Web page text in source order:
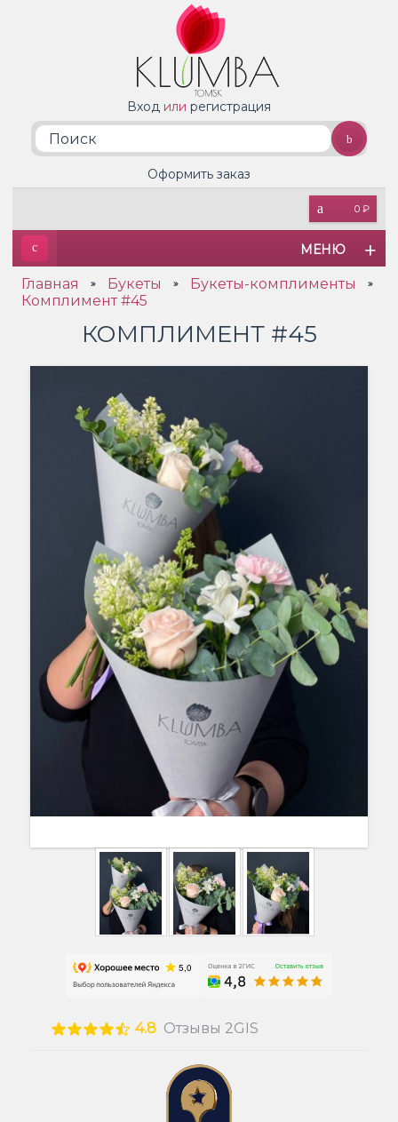
Вход или регистрация
0 ₽
Оформить заказ
МЕНЮ
Главная » Букеты » Букеты-комплименты »
Комплимент #45
КОМПЛИМЕНТ #45
4.8 Отзывы 2GIS